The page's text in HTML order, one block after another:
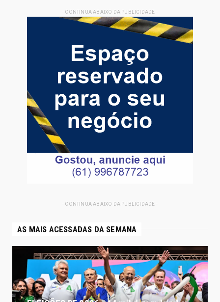
- CONTINUA ABAIXO DA PUBLICIDADE -
- CONTINUA ABAIXO DA PUBLICIDADE -
AS MAIS ACESSADAS DA SEMANA